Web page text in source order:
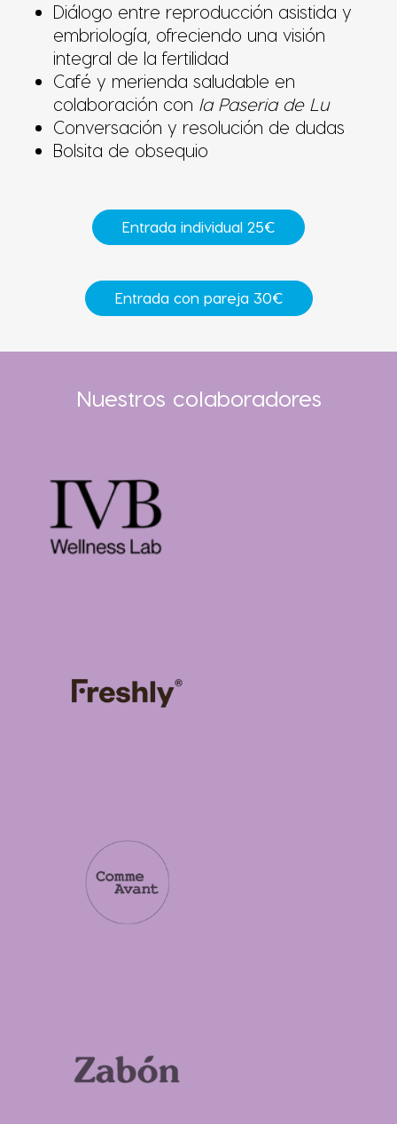
Diálogo entre reproducción asistida y
embriología, ofreciendo una visión
integral de la fertilidad
Café y merienda saludable en
colaboración con la Paseria de Lu
Conversación y resolución de dudas
Bolsita de obsequio
Entrada individual 25€
Entrada con pareja 30€
Nuestros colaboradores